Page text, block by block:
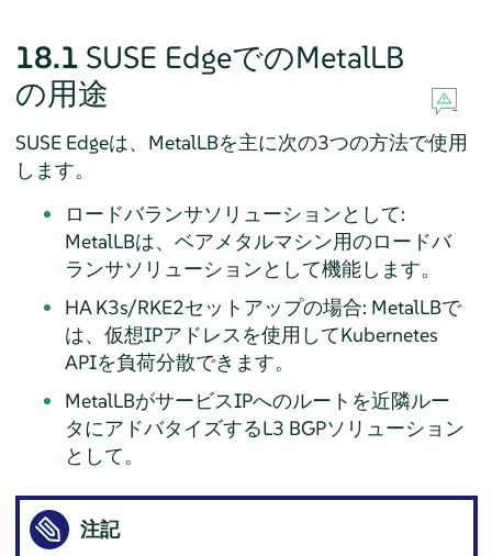
18.1 SUSE EdgeでのMetalLB
の用途
SUSE Edgeは、MetalLBを主に次の3つの方法で使用
します。
ロードバランサソリューションとして:
MetalLBは、ベアメタルマシン用のロードバ
ランサソリューションとして機能します。
HA K3s/RKE2セットアップの場合: MetalLBで
は、仮想IPアドレスを使用してKubernetes
APIを負荷分散できます。
MetalLBがサービスIPへのルートを近隣ルー
タにアドバタイズするL3 BGPソリューション
として。
注記